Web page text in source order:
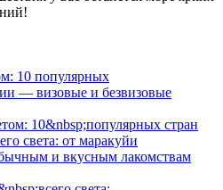
10 популярных
— визовые и безвизовые
света: от маракуйи
и вкусным лакомствам